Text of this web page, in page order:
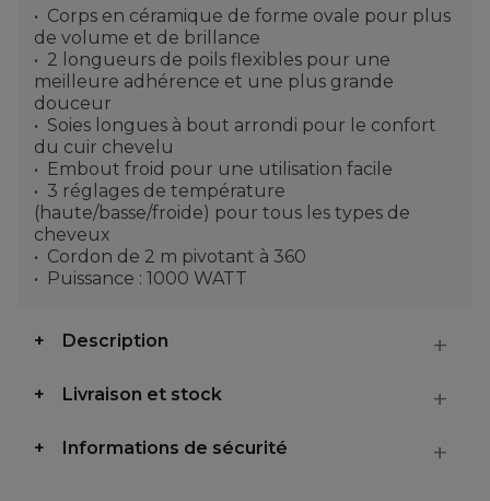
Corps en céramique de forme ovale pour plus
de volume et de brillance
2 longueurs de poils flexibles pour une
meilleure adhérence et une plus grande
douceur
Soies longues à bout arrondi pour le confort
du cuir chevelu
Embout froid pour une utilisation facile
3 réglages de température
(haute/basse/froide) pour tous les types de
cheveux
Cordon de 2 m pivotant à 360
Puissance : 1000 WATT
Description
Livraison et stock
Informations de sécurité